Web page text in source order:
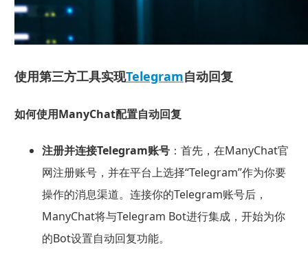
使用第三方工具实现Telegram自动回复
如何使用ManyChat配置自动回复
注册并连接Telegram账号：首先，在ManyChat官
网注册账号，并在平台上选择“Telegram”作为你要
操作的消息渠道。连接你的Telegram账号后，
ManyChat将与Telegram Bot进行集成，开始为你
的Bot设置自动回复功能。